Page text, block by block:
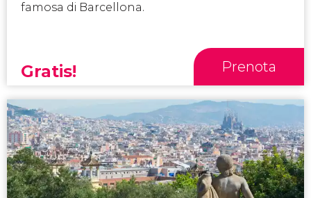
famosa di Barcellona.
Gratis! Prenota